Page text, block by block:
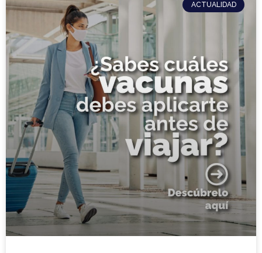
ACTUALIDAD